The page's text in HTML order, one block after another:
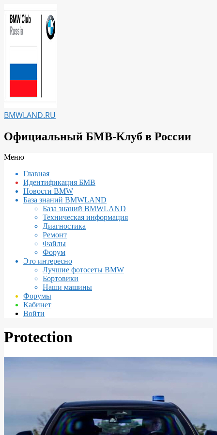
к
содержимому
BMWLAND.RU
Официальный БМВ-Клуб в России
Вторичное
навигации
Меню
Главная
Идентификация БМВ
Новости BMW
База знаний BMWLAND
База знаний BMWLAND
Техническая информация
Диагностика
Ремонт
Файлы
Форум
Это интересно
Лучшие фотосеты BMW
Бортовики
Наши машины
Форумы
Кабинет
Войти
Protection